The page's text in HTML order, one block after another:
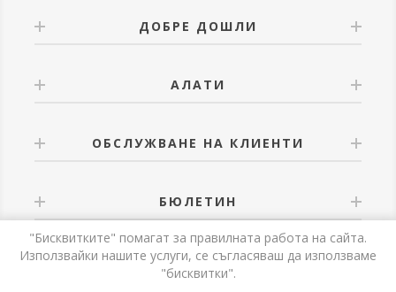
ДОБРЕ ДОШЛИ
АЛАТИ
ОБСЛУЖВАНЕ НА КЛИЕНТИ
БЮЛЕТИН
"Бисквитките" помагат за правилната работа на сайта.
Използвайки нашите услуги, се съгласяваш да използваме
"бисквитки".